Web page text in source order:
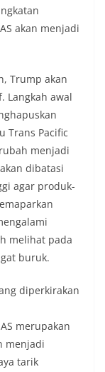
akan menjadi
Trump akan
Langkah awal
Trans Pacific
menjadi
dibatasi
agar produk-
melihat pada
buruk.
diperkirakan
merupakan
menjadi
tarik